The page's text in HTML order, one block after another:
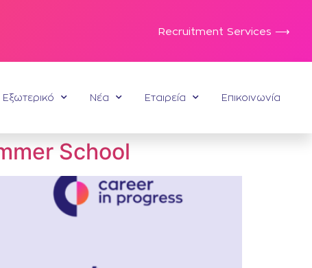
Recruitment Services ⟶
Νέα Εταιρεία Επικοινωνία
School